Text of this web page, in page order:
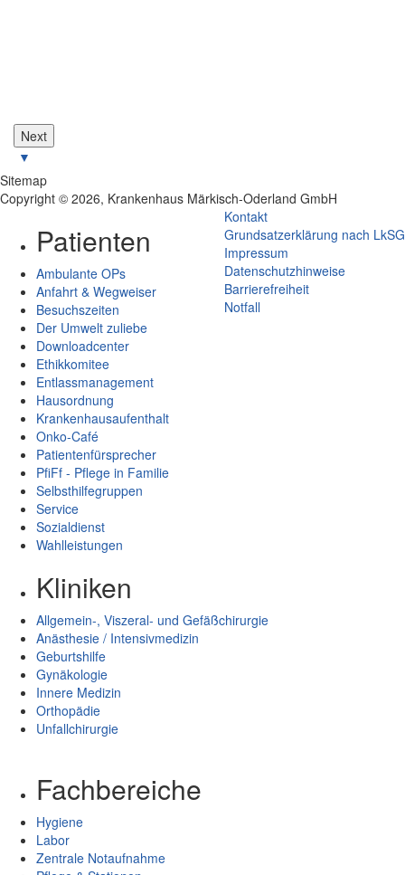
Next
▼
Sitemap
Copyright © 2026, Krankenhaus Märkisch-Oderland GmbH
Kontakt
Grundsatzerklärung nach LkSG
Impressum
Datenschutzhinweise
Barrierefreiheit
Notfall
Patienten
Ambulante OPs
Anfahrt & Wegweiser
Besuchszeiten
Der Umwelt zuliebe
Downloadcenter
Ethikkomitee
Entlassmanagement
Hausordnung
Krankenhausaufenthalt
Onko-Café
Patientenfürsprecher
PfiFf - Pflege in Familie
Selbsthilfegruppen
Service
Sozialdienst
Wahlleistungen
Kliniken
Allgemein-, Viszeral- und Gefäßchirurgie
Anästhesie / Intensivmedizin
Geburtshilfe
Gynäkologie
Innere Medizin
Orthopädie
Unfallchirurgie
Fachbereiche
Hygiene
Labor
Zentrale Notaufnahme